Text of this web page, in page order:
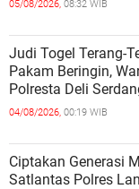
05/08/2026, 08:32 WIB
Judi Togel Terang-
Pakam Beringin,
Polresta Deli
04/08/2026, 00:19 WIB
Ciptakan Generasi
Satlantas Polres